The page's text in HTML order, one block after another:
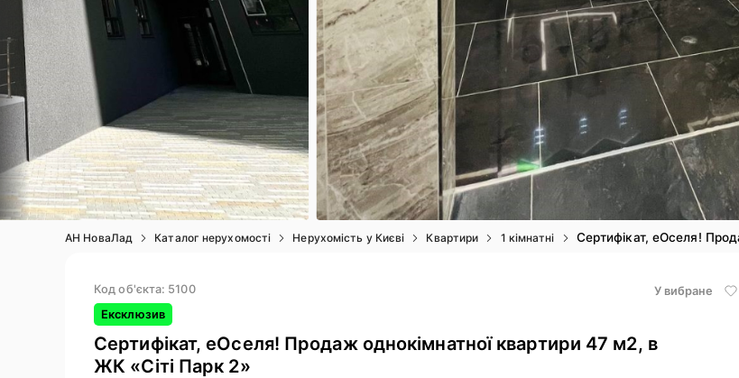
4/ 20
АН НоваЛад Каталог нерухомості Нерухомість у Києві Квартири 1 кімнатні Сертифікат, еОселя!
Код об'єкта: 5100
У вибране
Ексклюзив
Сертифікат, еОселя! Продаж однокімнатної квартири 47 м2, в
ЖК «Сіті Парк 2»